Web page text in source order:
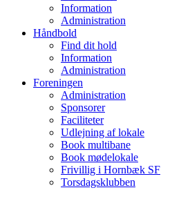
Information
Administration
Håndbold
Find dit hold
Information
Administration
Foreningen
Administration
Sponsorer
Faciliteter
Udlejning af lokale
Book multibane
Book mødelokale
Frivillig i Hornbæk SF
Torsdagsklubben